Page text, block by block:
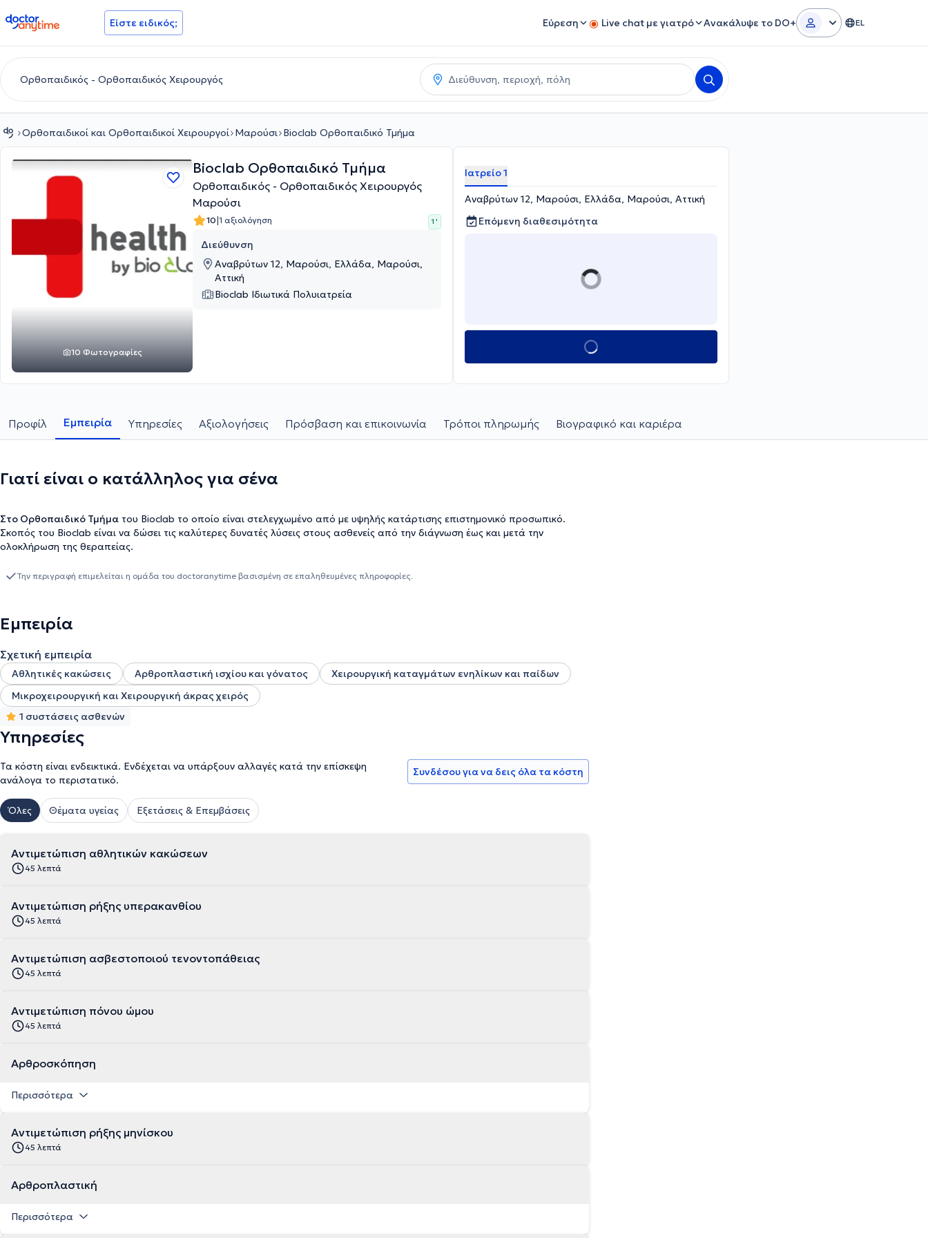
doctoranytime Είστε ειδικός; Εύρεση Live chat με γιατρό Ανακάλυψε το DO+ EL
Ορθοπαιδικοί και Ορθοπαιδικοί Χειρουργοί Μαρούσι Bioclab Ορθοπαιδικό Τμήμα
10 Φωτογραφίες
Bioclab Ορθοπαιδικό Τμήμα
Ορθοπαιδικός - Ορθοπαιδικός Χειρουργός
Μαρούσι
10|1 αξιολόγηση 1 '
Διεύθυνση
Αναβρύτων 12, Μαρούσι, Ελλάδα, Μαρούσι,
Αττική
Bioclab Ιδιωτικά Πολυιατρεία
Ιατρείο 1
Αναβρύτων 12, Μαρούσι, Ελλάδα, Μαρούσι, Αττική
Επόμενη διαθεσιμότητα
Προφίλ Εμπειρία Υπηρεσίες Αξιολογήσεις Πρόσβαση και επικοινωνία Τρόποι πληρωμής Βιογραφικό και καριέρα
Γιατί είναι ο κατάλληλος για σένα
Στο Ορθοπαιδικό Τμήμα του Bioclab το οποίο είναι στελεγχωμένο από με υψηλής κατάρτισης επιστημονικό προσωπικό.
Σκοπός του Bioclab είναι να δώσει τις καλύτερες δυνατές λύσεις στους ασθενείς από την διάγνωση έως και μετά την
ολοκλήρωση της θεραπείας.
Την περιγραφή επιμελείται η ομάδα του doctoranytime βασισμένη σε επαληθευμένες πληροφορίες.
Εμπειρία
Σχετική εμπειρία
Αθλητικές κακώσεις Αρθροπλαστική ισχίου και γόνατος
Χειρουργική καταγμάτων ενηλίκων και παίδων
Μικροχειρουργική και Χειρουργική άκρας χειρός
1 συστάσεις ασθενών
Υπηρεσίες
Τα κόστη είναι ενδεικτικά. Ενδέχεται να υπάρξουν αλλαγές κατά την επίσκεψη
ανάλογα το περιστατικό.
Συνδέσου για να δεις όλα τα κόστη
Όλες Θέματα υγείας Εξετάσεις & Επεμβάσεις
Αντιμετώπιση αθλητικών κακώσεων
45 λεπτά
Αντιμετώπιση ρήξης υπερακανθίου
45 λεπτά
Αντιμετώπιση ασβεστοποιού τενοντοπάθειας
45 λεπτά
Αντιμετώπιση πόνου ώμου
45 λεπτά
Αρθροσκόπηση
Περισσότερα
Αντιμετώπιση ρήξης μηνίσκου
45 λεπτά
Αρθροπλαστική
Περισσότερα